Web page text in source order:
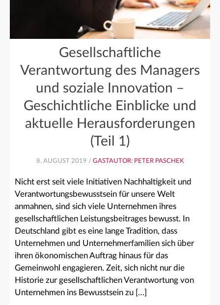
Gesellschaftliche
Verantwortung des Managers
und soziale Innovation –
Geschichtliche Einblicke und
aktuelle Herausforderungen
(Teil 1)
8. AUGUST 2019 / GASTAUTOR: PETER PASCHEK
Nicht erst seit viele Initiativen Nachhaltigkeit und
Verantwortungsbewusstsein für unsere Welt
anmahnen, sind sich viele Unternehmen ihres
gesellschaftlichen Leistungsbeitrages bewusst. In
Deutschland gibt es eine lange Tradition, dass
Unternehmen und Unternehmerfamilien sich über
ihren ökonomischen Auftrag hinaus für das
Gemeinwohl engagieren. Zeit, sich nicht nur die
Historie zur gesellschaftlichen Verantwortung von
Unternehmen ins Bewusstsein zu […]